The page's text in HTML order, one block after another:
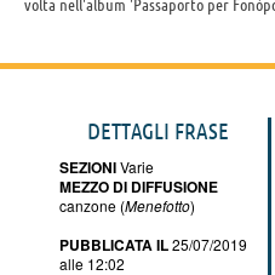
volta nell'album 'Passaporto per
DETTAGLI FRASE
SEZIONIVarie
MEZZO DI DIFFUSIONE
canzone (Menefotto)
PUBBLICATA IL25/07/2019
alle 12:02